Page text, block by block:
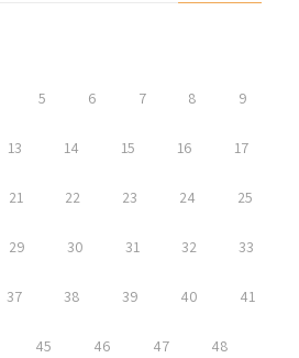
5 6 7 8 9
13 14 15 16 17
21 22 23 24 25
29 30 31 32 33
37 38 39 40 41
45 46 47 48